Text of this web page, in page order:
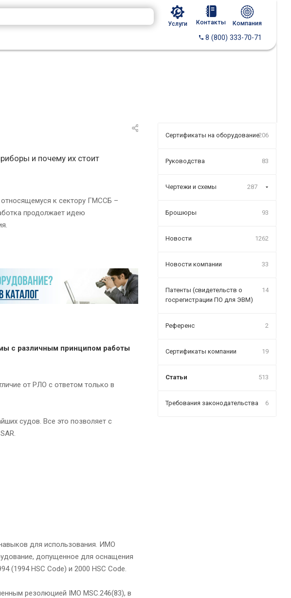
Услуги Контакты Компания
8 (800) 333-70-71
и почему их стоит
относящемуся к сектору ГМССБ –
продолжает идею
с различным принципом работы
от РЛО с ответом только в
судов. Все это позволяет с
для использования. ИМО
допущенное для оснащения
(1994 HSC Code) и 2000 HSC Code.
резолюцией IMO MSC.246(83), в
Сертификаты на оборудование206
Руководства 83
Чертежи и схемы 287
Брошюры 93
Новости 1262
Новости компании 33
Патенты (свидетельств о
госрегистрации ПО для ЭВМ)
14
Референс 2
Сертификаты компании 19
Статьи 513
Требования законодательства 6